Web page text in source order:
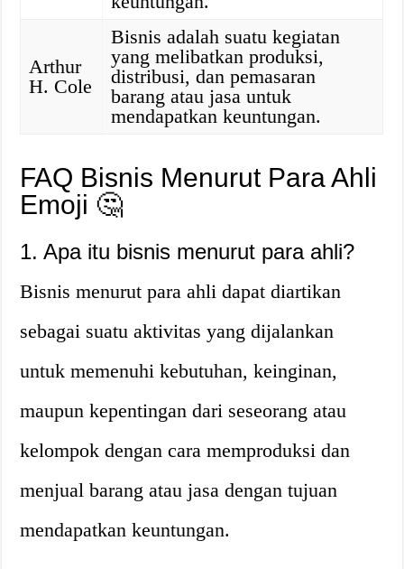
Arthur
H. Cole
Bisnis adalah suatu kegiatan
yang melibatkan produksi,
distribusi, dan pemasaran
barang atau jasa untuk
mendapatkan keuntungan.
FAQ Bisnis Menurut Para Ahli
Emoji 🤔
1. Apa itu bisnis menurut para ahli?
Bisnis menurut para ahli dapat diartikan
sebagai suatu aktivitas yang dijalankan
untuk memenuhi kebutuhan, keinginan,
maupun kepentingan dari seseorang atau
kelompok dengan cara memproduksi dan
menjual barang atau jasa dengan tujuan
mendapatkan keuntungan.